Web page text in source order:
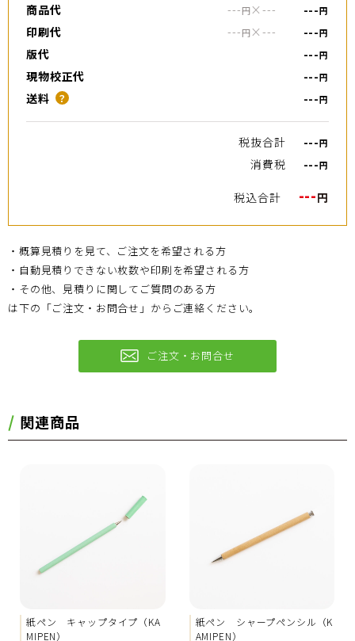
商品代 ---円×--- ---円
印刷代 ---円×--- ---円
版代 ---円
現物校正代 ---円
送料 ？ ---円
税抜合計 ---円
消費税 ---円
税込合計 ---円
・概算見積りを見て、ご注文を希望される方
・自動見積りできない枚数や印刷を希望される方
・その他、見積りに関してご質問のある方
は下の「ご注文・お問合せ」からご連絡ください。
ご注文・お問合せ
関連商品
紙ペン キャップタイプ（KA
MIPEN）
紙ペン シャープペンシル（K
AMIPEN）